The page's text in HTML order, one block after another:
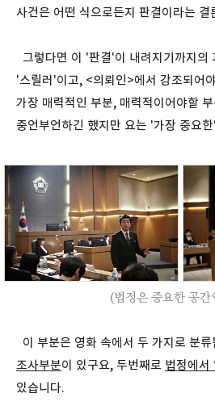
사건은 어떤 식으로든지 판결이라는
그렇다면 이 '판결'이 내려지기까지의
'스릴러'이고, <의뢰인>에서 강조되어
가장 매력적인 부분, 매력적이어야할
중언부언하긴 했지만 요는 '가장 중요
(법정은 중요한 공간
이 부분은 영화 속에서 두 가지로 분
조사부분이 있구요, 두번째로 법정에서
있습니다.